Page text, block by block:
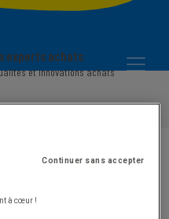
experts achats
et innovations achats
du livre
: la nouvelle
notre livre blanc. Un
Continuer sans accepter
à cœur !